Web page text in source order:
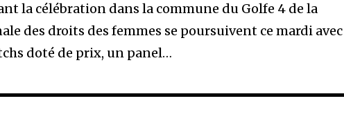
la célébration dans la commune du Golfe 4 de la
des droits des femmes se poursuivent ce mardi avec
doté de prix, un panel…